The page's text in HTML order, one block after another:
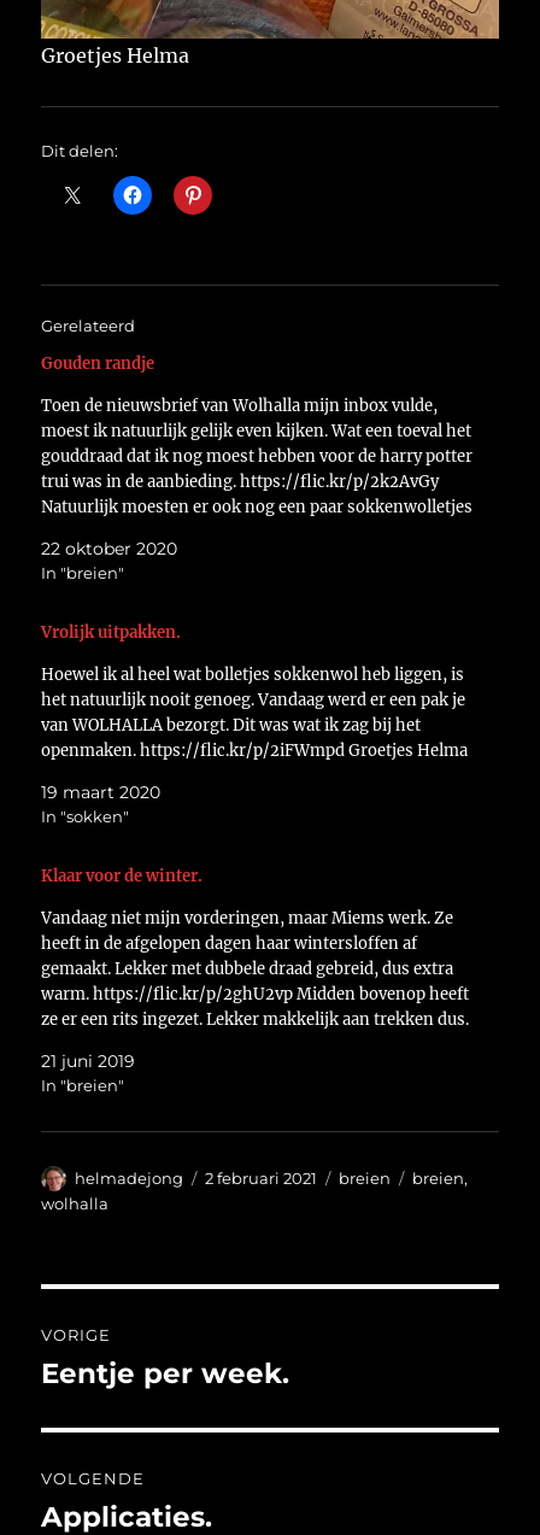
Groetjes Helma
Dit delen:
Gerelateerd
Gouden randje
Toen de nieuwsbrief van Wolhalla mijn inbox vulde,
moest ik natuurlijk gelijk even kijken. Wat een toeval het
gouddraad dat ik nog moest hebben voor de harry potter
trui was in de aanbieding. https://flic.kr/p/2k2AvGy
Natuurlijk moesten er ook nog een paar sokkenwolletjes
Helma
22 oktober 2020
In "breien"
Vrolijk uitpakken.
Hoewel ik al heel wat bolletjes sokkenwol heb liggen, is
het natuurlijk nooit genoeg. Vandaag werd er een pak je
van WOLHALLA bezorgt. Dit was wat ik zag bij het
openmaken. https://flic.kr/p/2iFWmpd Groetjes Helma
19 maart 2020
In "sokken"
Klaar voor de winter.
Vandaag niet mijn vorderingen, maar Miems werk. Ze
heeft in de afgelopen dagen haar wintersloffen af
gemaakt. Lekker met dubbele draad gebreid, dus extra
warm. https://flic.kr/p/2ghU2vp Midden bovenop heeft
ze er een rits ingezet. Lekker makkelijk aan trekken dus.
21 juni 2019
In "breien"
Auteur
helmadejong
Geplaatst
2 februari 2021 Categorieën
breien Tags
breien,
wolhalla
navigatie
VORIGE
Vorig
Eentje per week.
VOLGENDE
Volgend
Applicaties.